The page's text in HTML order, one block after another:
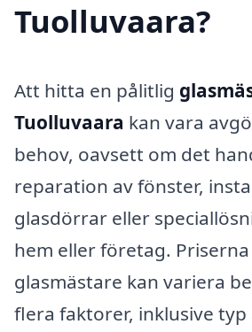
Tuolluvaara?
Att hitta en pålitlig
Tuolluvaara kan vara
behov, oavsett om det
reparation av fönster,
glasdörrar eller
hem eller företag.
glasmästare kan variera
flera faktorer, inklusive typ